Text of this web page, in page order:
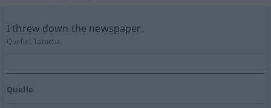
I threw down the newspaper.
Quelle:Tatoeba
Quelle